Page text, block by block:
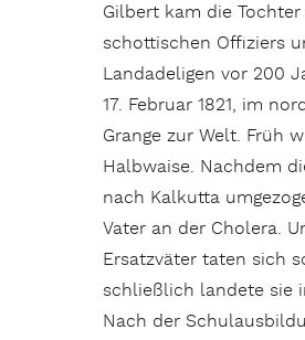
Gilbert kam die Tochter
schottischen Offiziers
Landadeligen vor 200
17. Februar 1821, im
Grange zur Welt. Früh
Halbwaise. Nachdem
nach Kalkutta
Vater an der Cholera.
Ersatzväter taten sich
schließlich landete sie
Nach der